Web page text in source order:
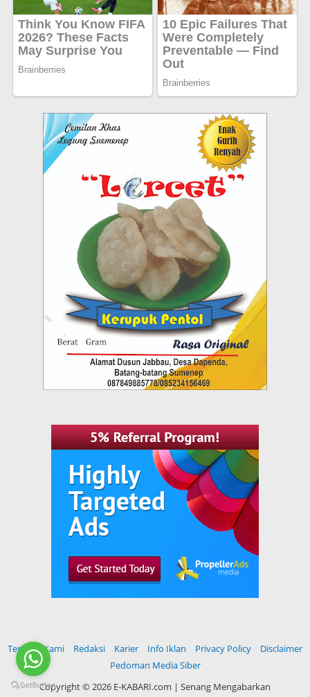
Tentang Kami Redaksi Karier Info Iklan Privacy Policy
Disclaimer
Pedoman Media Siber
Copyright ©2026 E-KABARI.com | Senang Mengabarkan